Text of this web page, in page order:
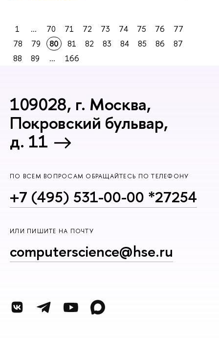
1 ... 70 71 72 73 74 75 76
77
78
79 80 81 82 83 84 85 86
87
88
89 ... 166
109028, г. Москва,
Покровский бульвар,
д. 11
ПО ВСЕМ ВОПРОСАМ ОБРАЩАЙТЕСЬ ПО ТЕЛЕФОНУ
+7 (495) 531-00-00 *27254
ИЛИ ПИШИТЕ НА ПОЧТУ
computerscience@hse.ru